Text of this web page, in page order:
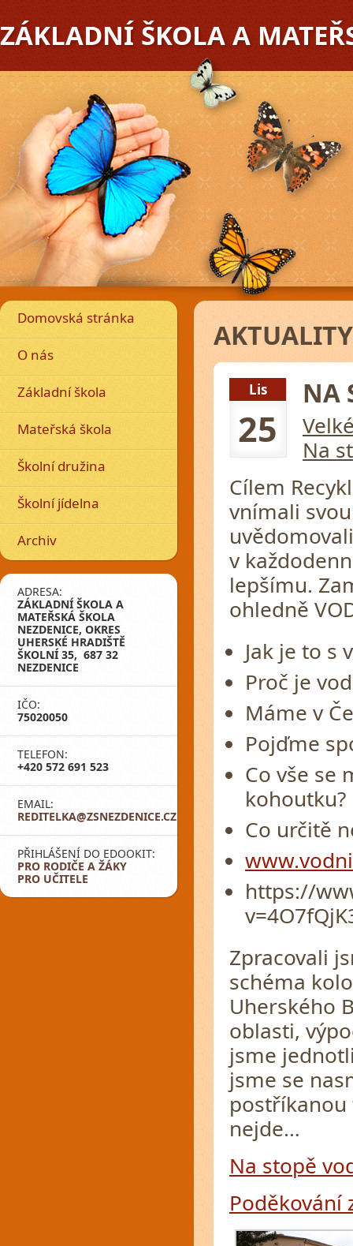
ZÁKLADNÍ ŠKOLA A
AKTUALITY
Lis
25
NA
Na
Cílem
vnímali
v
lepšímu.
ohledně
Jak je to s
Proč je
Máme v
Pojďme
Co vše se
kohoutku?
Co určitě
https://
Zpracovali
schéma
Uherského
oblasti,
jsme
jsme se
postříkanou
nejde…
Na stopě
Poděkování
Domovská stránka
O nás
Základní škola
Mateřská škola
Školní družina
Školní jídelna
Archiv
ADRESA:
ZÁKLADNÍ ŠKOLA A
MATEŘSKÁ ŠKOLA
NEZDENICE, OKRES
UHERSKÉ HRADIŠTĚ
ŠKOLNÍ 35, 687 32
NEZDENICE
IČO:
75020050
TELEFON:
+420 572 691 523
EMAIL:
REDITELKA@ZSNEZDENICE.CZ
PŘIHLÁŠENÍ DO EDOOKIT:
PRO RODIČE A ŽÁKY
PRO UČITELE